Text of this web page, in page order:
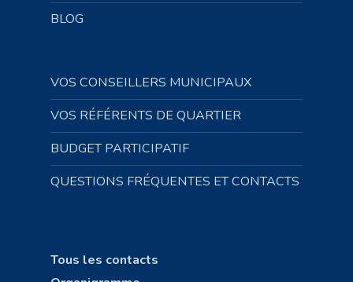
BLOG
VOS CONSEILLERS MUNICIPAUX
VOS RÉFÉRENTS DE QUARTIER
BUDGET PARTICIPATIF
QUESTIONS FRÉQUENTES ET CONTACTS
Tous les contacts